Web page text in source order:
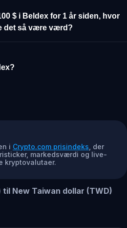
$ i Beldex for 1 år siden, hvor
det så være værd?
i Crypto.com prisindeks , der
markedsværdi og live-
kryptovalutaer.
New Taiwan dollar (TWD)